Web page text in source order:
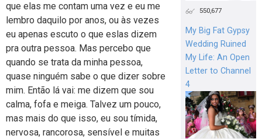
que elas me contam uma vez e eu me
lembro daquilo por anos, ou às vezes
eu apenas escuto o que eslas dizem
pra outra pessoa. Mas percebo que
quando se trata da minha pessoa,
quase ninguém sabe o que dizer sobre
mim. Então lá vai: me dizem que sou
calma, fofa e meiga. Talvez um pouco,
mas mais do que isso, eu sou tímida,
nervosa, rancorosa, sensível e muitas
550,677
My Big Fat Gypsy
Wedding Ruined
My Life: An Open
Letter to Channel
4